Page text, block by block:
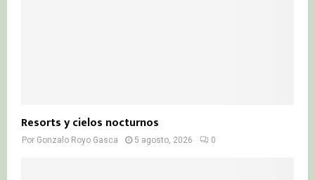
Resorts y cielos nocturnos
Por Gonzalo Royo Gasca 5 agosto, 2026 0